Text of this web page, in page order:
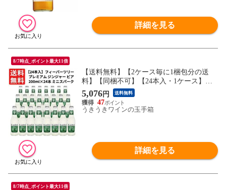
詳細を見る
8/7時点_ポイント最大11倍
【送料無料】【2ケース毎に1梱包分の送
料】【同梱不可】【24本入・1ケース】フ
ィーバーツリー・プレミアム・ジンジャ
ー・ビア・西アメリカ＆インド＆ナイジェ
リアジンジャー使用・200ml×24本 サウナ
5,076円 送料無料
47
うきうきワインの玉手箱
詳細を見る
8/7時点_ポイント最大11倍